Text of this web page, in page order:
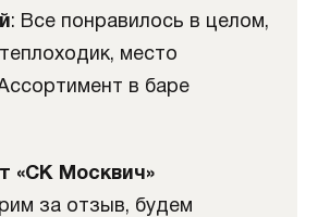
: Все понравилось в целом,
место
в баре
«СК Москвич»
за отзыв, будем